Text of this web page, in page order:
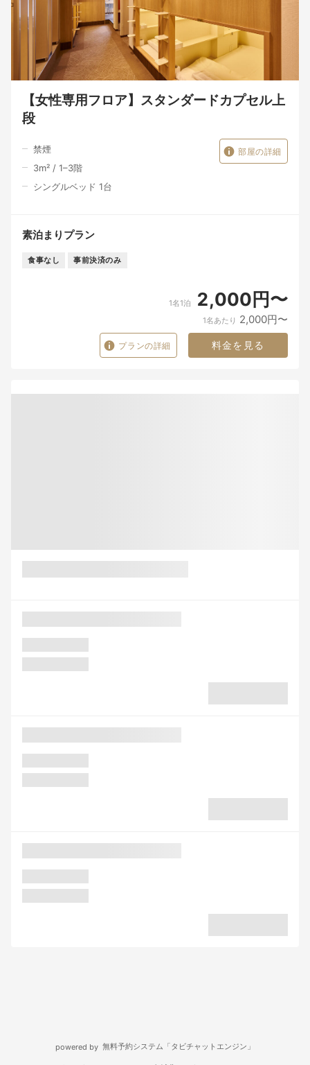
【女性専用フロア】スタンダードカプセル上
段
禁煙
3m² / 1–3階
シングルベッド 1台
部屋の詳細
素泊まりプラン
食事なし 事前決済のみ
1名1泊 2,000円〜
1名あたり 2,000円〜
プランの詳細 料金を見る
powered by 無料予約システム「タビチャットエンジン」